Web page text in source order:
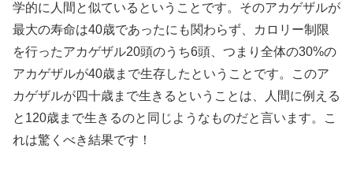
学的に人間と似ているということです。そのアカゲザルが
最大の寿命は40歳であったにも関わらず、カロリー制限
を行ったアカゲザル20頭のうち6頭、つまり全体の30%の
アカゲザルが40歳まで生存したということです。このア
カゲザルが四十歳まで生きるということは、人間に例える
と120歳まで生きるのと同じようなものだと言います。こ
れは驚くべき結果です！